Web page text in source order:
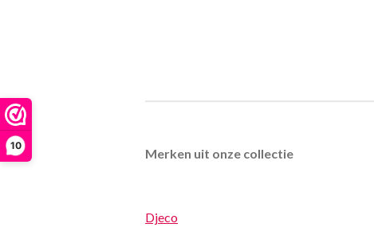
10
Merken uit onze collectie
Djeco